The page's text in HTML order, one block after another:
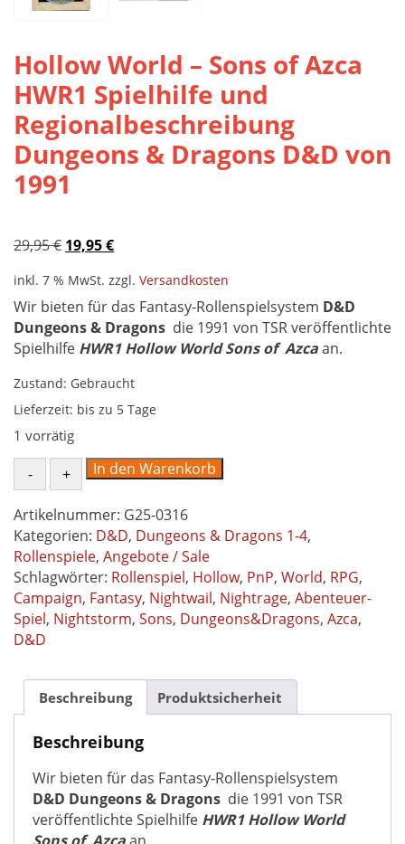
Hollow World – Sons of Azca
HWR1 Spielhilfe und
Regionalbeschreibung
Dungeons & Dragons D&D von
1991
29,95€ Ursprünglicher
war:
29,95 €
19,95€Aktueller
ist:
19,95 €.
inkl. 7 % MwSt. zzgl. Versandkosten
Wir bieten für das Fantasy-Rollenspielsystem D&D
Dungeons & Dragons die 1991 von TSR veröffentlichte
Spielhilfe HWR1 Hollow World Sons of Azcaan.
Zustand: Gebraucht
Lieferzeit: bis zu 5 Tage
1 vorrätig
World
-
Sons
of
Azca
HWR1
Spielhilfe
und
Dungeons
Dragons
D&D
1991
Menge
In den Warenkorb
Artikelnummer: G25-0316
Kategorien: D&D, Dungeons & Dragons 1-4,
Rollenspiele, Angebote / Sale
Schlagwörter: Rollenspiel, Hollow, PnP, World, RPG,
Campaign, Fantasy, Nightwail, Nightrage, Abenteuer-
Spiel, Nightstorm, Sons, Dungeons&Dragons, Azca,
D&D
Beschreibung Produktsicherheit
Beschreibung
Wir bieten für das Fantasy-Rollenspielsystem
D&D Dungeons & Dragons die 1991 von TSR
veröffentlichte Spielhilfe HWR1 Hollow World